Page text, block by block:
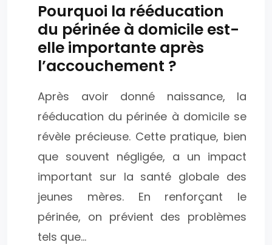
Pourquoi la rééducation
du périnée à domicile est-
elle importante après
l’accouchement ?
Après avoir donné naissance, la
rééducation du périnée à domicile se
révèle précieuse. Cette pratique, bien
que souvent négligée, a un impact
important sur la santé globale des
jeunes mères. En renforçant le
périnée, on prévient des problèmes
tels que…